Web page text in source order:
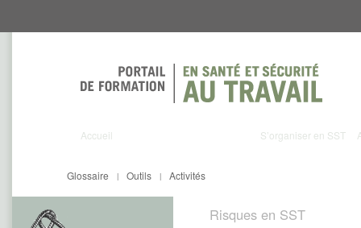
au
au
Accueil S’organiser en SST
Activités
Outils |
Glossaire |
Risques en SST